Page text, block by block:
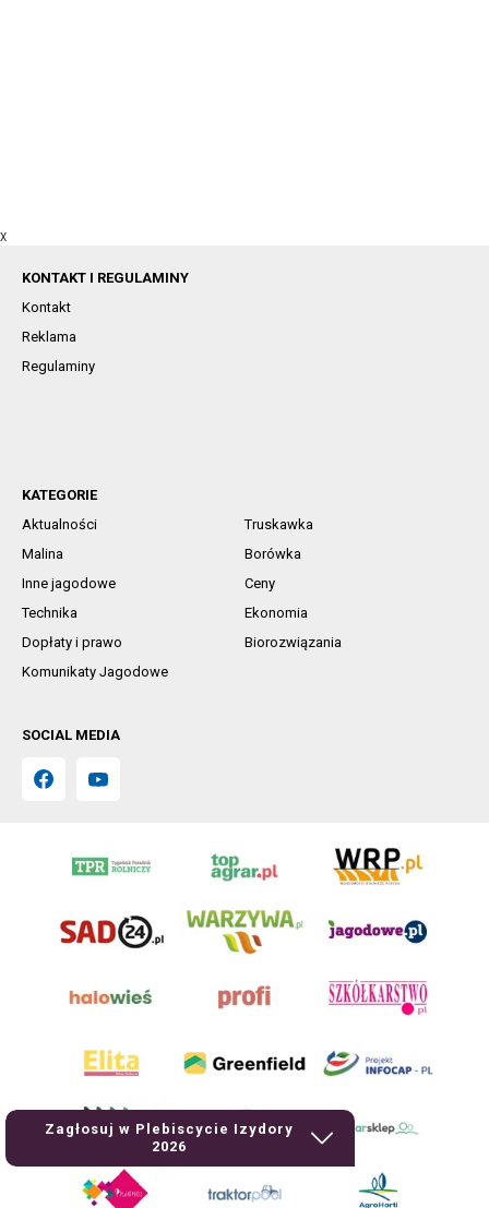
X
Zagłosuj w Plebiscycie Izydory
2026
KONTAKT I REGULAMINY
Kontakt
Reklama
Regulaminy
KATEGORIE
Aktualności
Truskawka
Malina
Borówka
Inne jagodowe
Ceny
Technika
Ekonomia
Dopłaty i prawo
Biorozwiązania
Komunikaty Jagodowe
SOCIAL MEDIA